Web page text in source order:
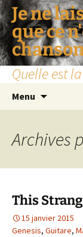
Je ne
que ce
Quelle est
Menu
Archives
This
15 janvier 2015
Genesis, Guitare,